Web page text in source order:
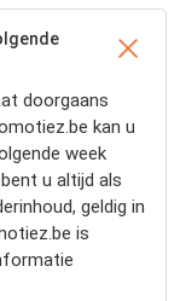
doorgaans
kan u
week
u altijd als
geldig in
is